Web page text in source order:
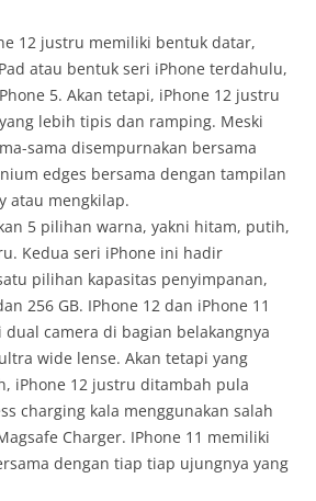
12 justru memiliki bentuk datar,
atau bentuk seri iPhone terdahulu,
5. Akan tetapi, iPhone 12 justru
lebih tipis dan ramping. Meski
sama disempurnakan bersama
edges bersama dengan tampilan
atau mengkilap.
5 pilihan warna, yakni hitam, putih,
Kedua seri iPhone ini hadir
pilihan kapasitas penyimpanan,
256 GB. IPhone 12 dan iPhone 11
camera di bagian belakangnya
wide lense. Akan tetapi yang
iPhone 12 justru ditambah pula
charging kala menggunakan salah
Charger. IPhone 11 memiliki
dengan tiap tiap ujungnya yang